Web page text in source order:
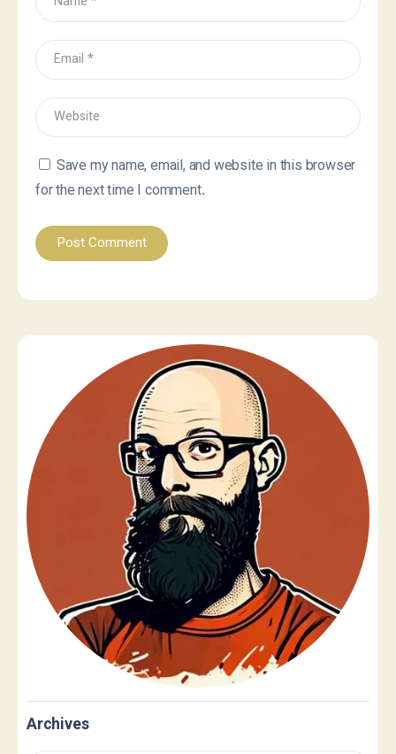
Save my name, email, and website in this browser
for the next time I comment.
Archives